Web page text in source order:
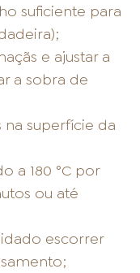
suficiente para
e ajustar a
a sobra de
superfície da
a 180 °C por
ou até
escorrer